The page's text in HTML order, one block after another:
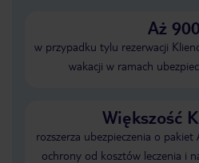
Aż
w przypadku tylu rezerwacji
wakacji w ramach
Większość
rozszerza ubezpieczenia o
ochrony od kosztów leczenia i